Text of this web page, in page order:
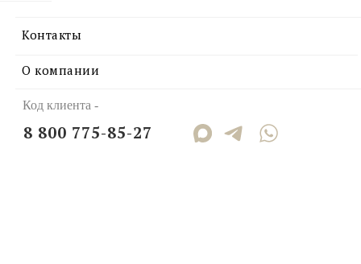
Контакты
О компании
Код клиента -
8 800 775-85-27